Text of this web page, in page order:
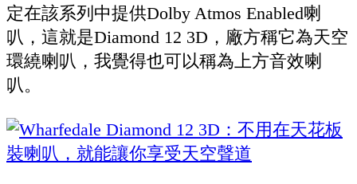
定在該系列中提供Dolby Atmos Enabled喇
叭，這就是Diamond 12 3D，廠方稱它為天空
環繞喇叭，我覺得也可以稱為上方音效喇
叭。